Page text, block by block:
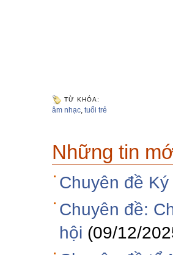
TỪ KHÓA:
âm nhạc, tuổi trẻ
Những tin
Chuyên đề
Chuyên đề:
hội (09/12/